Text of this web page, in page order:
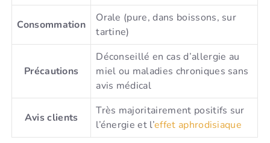
Consommation
Orale (pure, dans boissons, sur
tartine)
Précautions
Déconseillé en cas d’allergie au
miel ou maladies chroniques sans
avis médical
Avis clients
Très majoritairement positifs sur
l’énergie et l’effet aphrodisiaque